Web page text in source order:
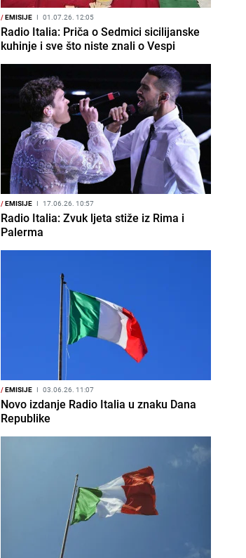
/EMISIJE I 01.07.26. 12:05
Radio Italia: Priča o Sedmici sicilijanske
kuhinje i sve što niste znali o Vespi
/EMISIJE I 17.06.26. 10:57
Radio Italia: Zvuk ljeta stiže iz Rima i
Palerma
/EMISIJE I 03.06.26. 11:07
Novo izdanje Radio Italia u znaku Dana
Republike